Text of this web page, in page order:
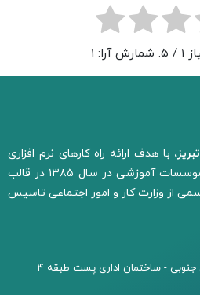
۱ / ۵. شمارش آرا: ۱
با هدف ارائه راه کارهای نرم افزاری
مبتنی بر هوشمند سازی برای موسسات آموزشی در سال ۱۳۸۵ در قالب
از وزارت کار و امور اجتماعی تاسیس
جنوبی - ساختمان اداری پست طبقه ۴